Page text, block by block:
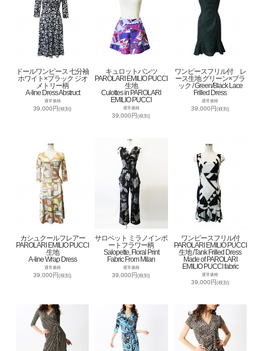
ドールワンピース 七分袖
ホワイト×ブラック ジオ
メトリー柄
A-line Dress Abstruct
通常価格
39,000円(税別)
キュロットパンツ
PAROLARI EMILIO PUCCI
生地
Culottes in PAROLARI
EMILIO PUCCI
通常価格
39,000円(税別)
ワンピースフリル付 レ
ース生地 グリーン×ブラ
ック / Green/Black Lace
Frilled Dress
通常価格
39,000円(税別)
カシュクールフレアー
PAROLARI EMILIO PUCCI
生地
A-line Wrap Dress
通常価格
39,000円(税別)
サロペット ミラノインポ
ートフラワー柄
Salopette, Floral Print
Fabric From Milan
通常価格
39,000円(税別)
ワンピースフリル付
PAROLARI EMILIO PUCCI
生地 /Tank Frilled Dress
Made of PAROLARI
EMILIO PUCCI fabric
通常価格
39,000円(税別)